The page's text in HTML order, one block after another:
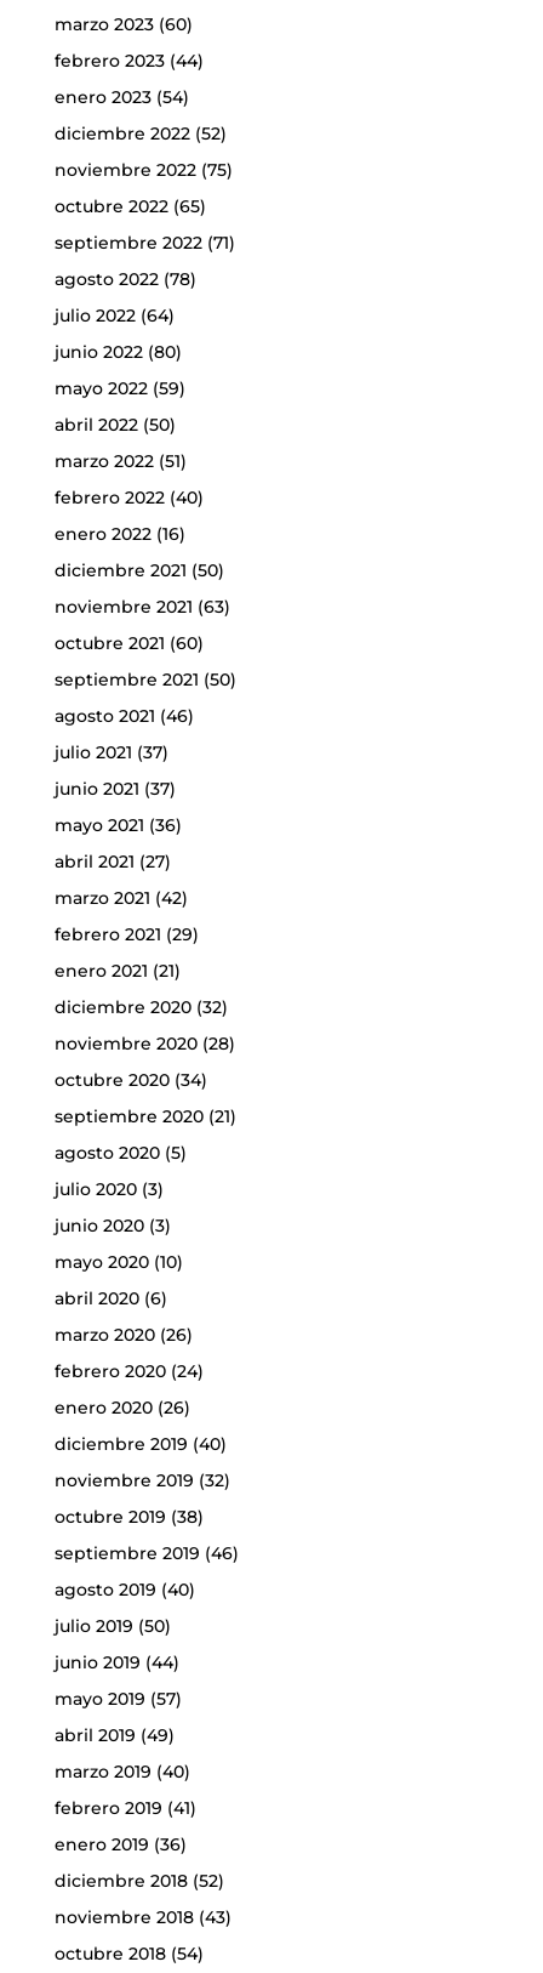
marzo 2023(60)
febrero 2023(44)
enero 2023(54)
diciembre 2022(52)
noviembre 2022(75)
octubre 2022(65)
septiembre 2022(71)
agosto 2022(78)
julio 2022(64)
junio 2022(80)
mayo 2022(59)
abril 2022(50)
marzo 2022(51)
febrero 2022(40)
enero 2022(16)
diciembre 2021 (50)
noviembre 2021 (63)
octubre 2021 (60)
septiembre 2021 (50)
agosto 2021 (46)
julio 2021 (37)
junio 2021 (37)
mayo 2021 (36)
abril 2021 (27)
marzo 2021 (42)
febrero 2021 (29)
enero 2021 (21)
diciembre 2020(32)
noviembre 2020(28)
octubre 2020(34)
septiembre 2020(21)
agosto 2020(5)
julio 2020(3)
junio 2020(3)
mayo 2020(10)
abril 2020(6)
marzo 2020(26)
febrero 2020(24)
enero 2020(26)
diciembre 2019 (40)
noviembre 2019 (32)
octubre 2019 (38)
septiembre 2019 (46)
agosto 2019 (40)
julio 2019 (50)
junio 2019 (44)
mayo 2019 (57)
abril 2019 (49)
marzo 2019 (40)
febrero 2019 (41)
enero 2019 (36)
diciembre 2018(52)
noviembre 2018(43)
octubre 2018(54)